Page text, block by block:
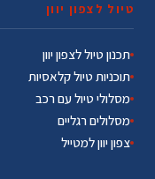
טיול לצפון יוון
תכנון טיול לצפון יוון
תוכניות טיול קלאסיות
מסלולי טיול עם רכב
מסלולים רגליים
צפון יוון למטייל